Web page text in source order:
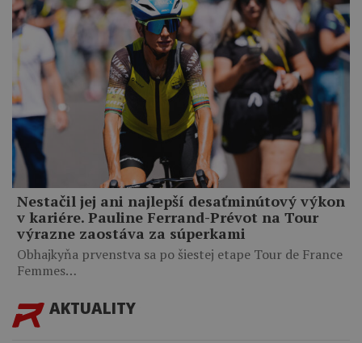
Nestačil jej ani najlepší desaťminútový výkon
v kariére. Pauline Ferrand-Prévot na Tour
výrazne zaostáva za súperkami
Obhajkyňa prvenstva sa po šiestej etape Tour de France
Femmes…
AKTUALITY